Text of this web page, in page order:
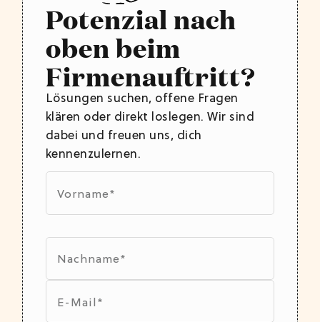
Potenzial nach
oben beim
Firmenauftritt?
Lösungen suchen, offene Fragen
klären oder direkt loslegen. Wir sind
dabei und freuen uns, dich
kennenzulernen.